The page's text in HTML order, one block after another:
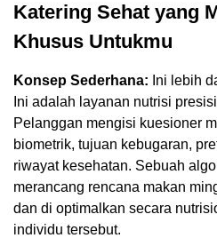
Katering Sehat yang
Khusus Untukmu
Konsep Sederhana: Ini lebih
Ini adalah layanan nutrisi
Pelanggan mengisi kuesioner
biometrik, tujuan kebugaran,
riwayat kesehatan. Sebuah
merancang rencana makan
dan di optimalkan secara
individu tersebut.